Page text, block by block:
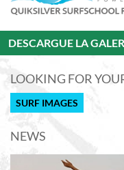
DESCARGUE LA
LOOKING FOR
SURF IMAGES
NEWS